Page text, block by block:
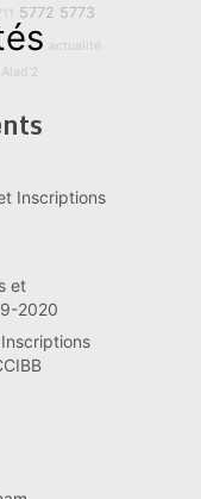
5772 5773
actualité
Alad'2
Inscriptions
et
2020